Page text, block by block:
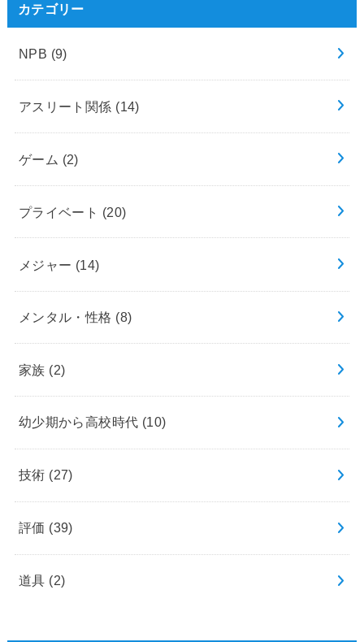
カテゴリー
NPB (9)
アスリート関係 (14)
ゲーム (2)
プライベート (20)
メジャー (14)
メンタル・性格 (8)
家族 (2)
幼少期から高校時代 (10)
技術 (27)
評価 (39)
道具 (2)